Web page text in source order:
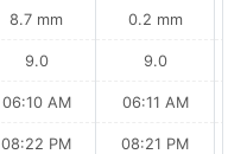
8.7 mm
9.0
06:10 AM
08:22 PM
0.2 mm
9.0
06:11 AM
08:21 PM